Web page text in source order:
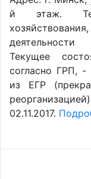
й этаж.
деятельности
Текущее
согласно ГРП, -
из ЕГР
02.11.2017.